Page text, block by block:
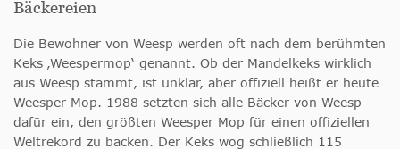
Bäckereien
Die Bewohner von Weesp werden oft nach dem berühmten
Keks ‚Weespermop‘ genannt. Ob der Mandelkeks wirklich
aus Weesp stammt, ist unklar, aber offiziell heißt er heute
Weesper Mop. 1988 setzten sich alle Bäcker von Weesp
dafür ein, den größten Weesper Mop für einen offiziellen
Weltrekord zu backen. Der Keks wog schließlich 115